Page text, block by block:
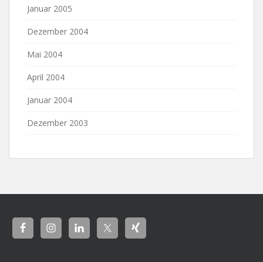
Januar 2005
Dezember 2004
Mai 2004
April 2004
Januar 2004
Dezember 2003